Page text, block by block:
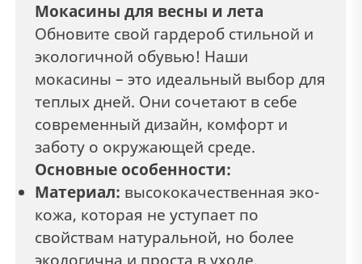
Мокасины для весны и лета
Обновите свой гардероб стильной и
экологичной обувью! Наши
мокасины – это идеальный выбор для
теплых дней. Они сочетают в себе
современный дизайн, комфорт и
заботу о окружающей среде.
Основные особенности:
Материал: высококачественная эко-
кожа, которая не уступает по
свойствам натуральной, но более